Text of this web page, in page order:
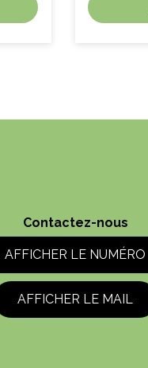
Contactez-nous
AFFICHER LE NUMÉRO
AFFICHER LE MAIL